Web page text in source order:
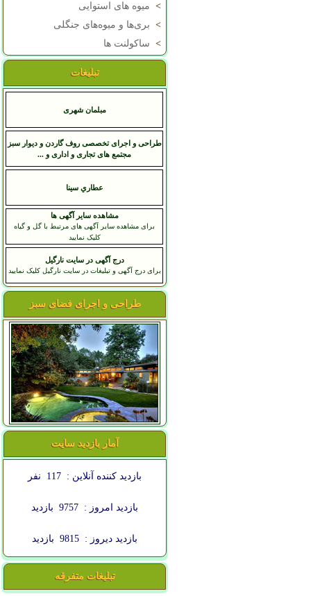
> میوه های استوایی
> بری‌ها و میوه‌های جنگلی
> ساکولنت ها
تبلیغات
مبلمان شهری
طراحی و اجرای تخصصی روف گاردن و دیوار سبز
مجتمع های تجاری و اداری و ...
عطاري سينا
مشاهده سایر آگهی ها
برای مشاهده سایر آگهی های مرتبط با گل و گیاه
کلیک نمایید
درج آگهی در سایت نارگیل
برای درج آگهی و تبلیغات در سایت نارگیل کلیک نمایید
طراحی و اجرای فضای سبز
آمار بازدید سایت
بازدید کننده آنلاین : 117 نفر
بازدید امروز : 9757 بازدید
بازدید دیروز : 9815 بازدید
تبلیغات متفرقه